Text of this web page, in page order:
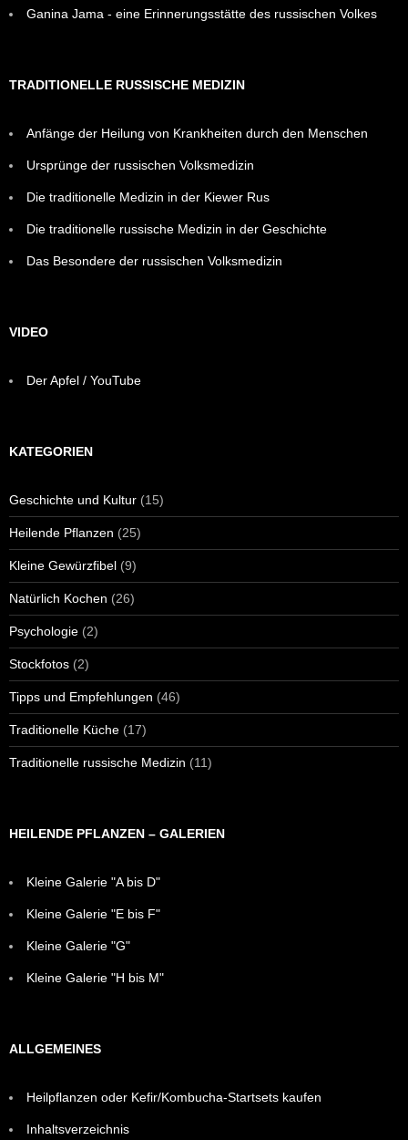
Ganina Jama - eine Erinnerungsstätte des russischen Volkes
TRADITIONELLE RUSSISCHE MEDIZIN
Anfänge der Heilung von Krankheiten durch den Menschen
Ursprünge der russischen Volksmedizin
Die traditionelle Medizin in der Kiewer Rus
Die traditionelle russische Medizin in der Geschichte
Das Besondere der russischen Volksmedizin
VIDEO
Der Apfel / YouTube
KATEGORIEN
Geschichte und Kultur (15)
Heilende Pflanzen (25)
Kleine Gewürzfibel (9)
Natürlich Kochen (26)
Psychologie (2)
Stockfotos (2)
Tipps und Empfehlungen (46)
Traditionelle Küche (17)
Traditionelle russische Medizin (11)
HEILENDE PFLANZEN – GALERIEN
Kleine Galerie "A bis D"
Kleine Galerie "E bis F"
Kleine Galerie "G"
Kleine Galerie "H bis M"
ALLGEMEINES
Heilpflanzen oder Kefir/Kombucha-Startsets kaufen
Inhaltsverzeichnis